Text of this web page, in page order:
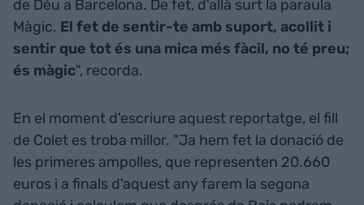
de Déu a Barcelona. De fet, d'allà surt la paraula
Màgic. El fet de sentir-te amb suport, acollit i
sentir que tot és una mica més fàcil, no té preu;
és màgic", recorda.
En el moment d'escriure aquest reportatge, el fill
de Colet es troba millor. "Ja hem fet la donació de
les primeres ampolles, que representen 20.660
euros i a finals d'aquest any farem la segona